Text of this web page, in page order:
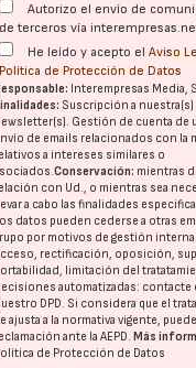
Autorizo el envío de
de terceros vía
He leído y acepto elAviso
Política de Protección de Datos
Interempresas Media,
Suscripción a nuestra(s)
Gestión de cuenta de
de emails relacionados con la
a intereses similares o
Conservación: mientras
con Ud., o mientras sea
llevar a cabo las finalidades
datos pueden cederse a otras
por motivos de gestión interna.
rectificación, oposición,
limitación del
automatizadas: contacte
DPD. Si considera que el
ajusta a la normativa vigente,
ante laAEPD. Más
de Protección de Datos